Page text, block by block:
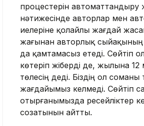
процестерін автоматтандыру
нәтижесінде авторлар мен
иелеріне қолайлы жағдай
жағынан авторлық
да қамтамасыз етеді. Сөйтіп
көтеріп жіберді де, жылына
төлесің деді. Біздің ол соманы
жағдайымыз келмеді. Сөйтіп
отырғанымызда ресейліктер
созатынын айтты.